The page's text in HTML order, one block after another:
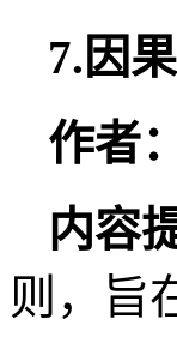
7.因
作者
内容
则，旨